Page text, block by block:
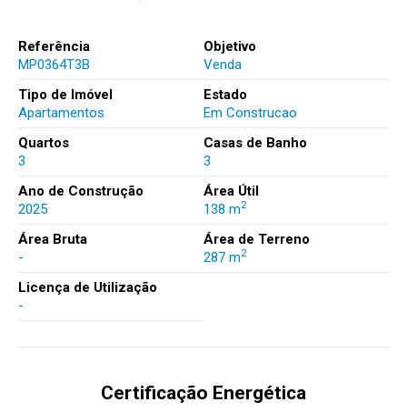
Referência
MP0364T3B
Objetivo
Venda
Tipo de Imóvel
Apartamentos
Estado
Em Construcao
Quartos
3
Casas de Banho
3
Ano de Construção
2025
Área Útil
138 m2
Área Bruta
-
Área de Terreno
287 m2
Licença de Utilização
-
Certificação Energética